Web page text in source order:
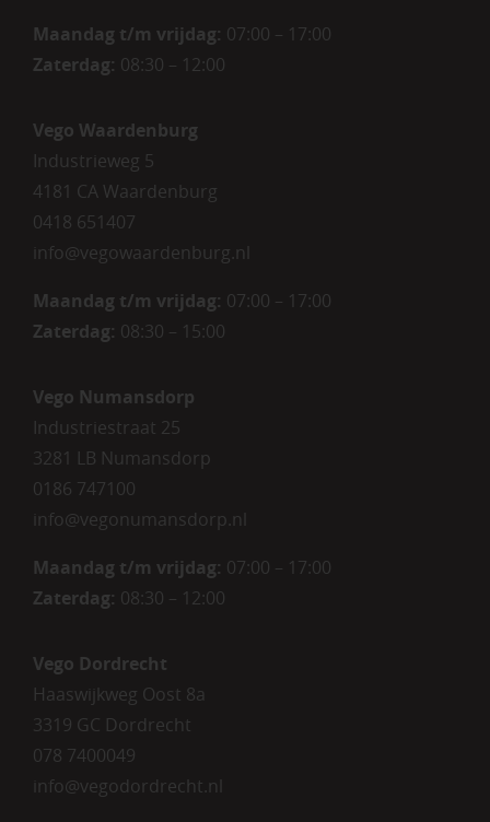
Maandag t/m vrijdag: 07:00 – 17:00
Zaterdag: 08:30 – 12:00
Vego Waardenburg
Industrieweg 5
4181 CA Waardenburg
0418 651407
info@vegowaardenburg.nl
Maandag t/m vrijdag: 07:00 – 17:00
Zaterdag: 08:30 – 15:00
Vego Numansdorp
Industriestraat 25
3281 LB Numansdorp
0186 747100
info@vegonumansdorp.nl
Maandag t/m vrijdag: 07:00 – 17:00
Zaterdag: 08:30 – 12:00
Vego Dordrecht
Haaswijkweg Oost 8a
3319 GC Dordrecht
078 7400049
info@vegodordrecht.nl